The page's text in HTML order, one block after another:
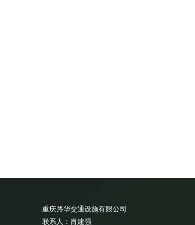
重庆路华交通设施有限公司
联系人：肖建强